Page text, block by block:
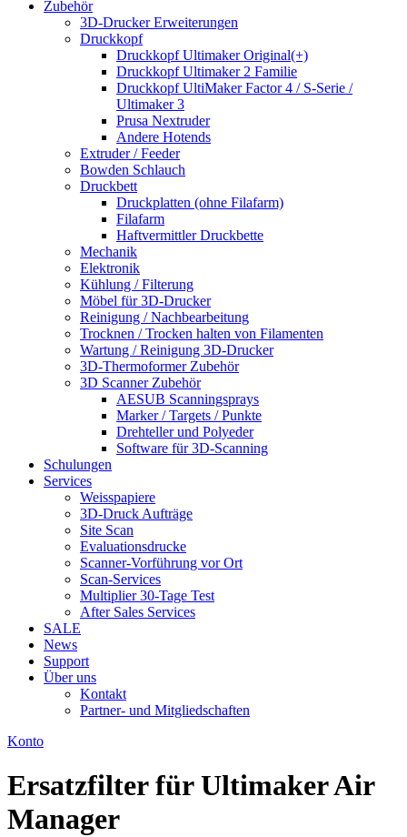
Zubehör
3D-Drucker Erweiterungen
Druckkopf
Druckkopf Ultimaker Original(+)
Druckkopf Ultimaker 2 Familie
Druckkopf UltiMaker Factor 4 / S-Serie /
Ultimaker 3
Prusa Nextruder
Andere Hotends
Extruder / Feeder
Bowden Schlauch
Druckbett
Druckplatten (ohne Filafarm)
Filafarm
Haftvermittler Druckbette
Mechanik
Elektronik
Kühlung / Filterung
Möbel für 3D-Drucker
Reinigung / Nachbearbeitung
Trocknen / Trocken halten von Filamenten
Wartung / Reinigung 3D-Drucker
3D-Thermoformer Zubehör
3D Scanner Zubehör
AESUB Scanningsprays
Marker / Targets / Punkte
Drehteller und Polyeder
Software für 3D-Scanning
Schulungen
Services
Weisspapiere
3D-Druck Aufträge
Site Scan
Evaluationsdrucke
Scanner-Vorführung vor Ort
Scan-Services
Multiplier 30-Tage Test
After Sales Services
SALE
News
Support
Über uns
Kontakt
Partner- und Mitgliedschaften
Konto
Ersatzfilter für Ultimaker Air
Manager